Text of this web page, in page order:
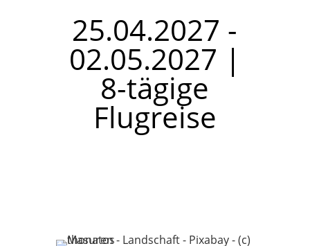
25.04.2027 -
02.05.2027 |
8-tägige
Flugreise